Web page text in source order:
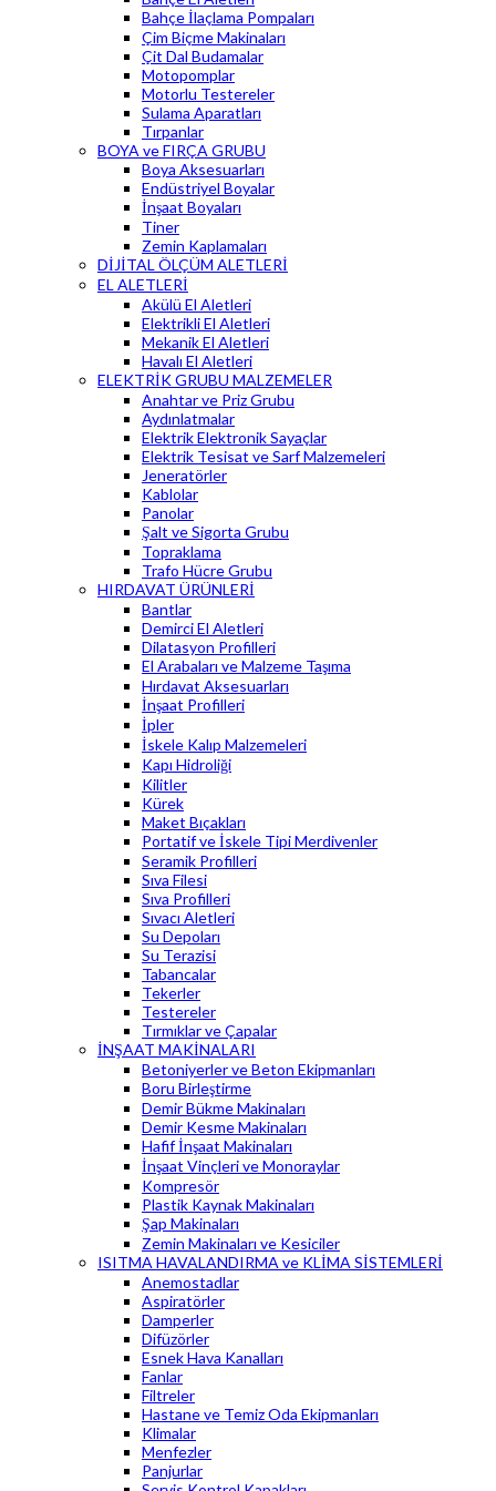
Bahçe İlaçlama Pompaları
Çim Biçme Makinaları
Çit Dal Budamalar
Motopomplar
Motorlu Testereler
Sulama Aparatları
Tırpanlar
BOYA ve FIRÇA GRUBU
Boya Aksesuarları
Endüstriyel Boyalar
İnşaat Boyaları
Tiner
Zemin Kaplamaları
DİJİTAL ÖLÇÜM ALETLERİ
EL ALETLERİ
Akülü El Aletleri
Elektrikli El Aletleri
Mekanik El Aletleri
Havalı El Aletleri
ELEKTRİK GRUBU MALZEMELER
Anahtar ve Priz Grubu
Aydınlatmalar
Elektrik Elektronik Sayaçlar
Elektrik Tesisat ve Sarf Malzemeleri
Jeneratörler
Kablolar
Panolar
Şalt ve Sigorta Grubu
Topraklama
Trafo Hücre Grubu
HIRDAVAT ÜRÜNLERİ
Bantlar
Demirci El Aletleri
Dilatasyon Profilleri
El Arabaları ve Malzeme Taşıma
Hırdavat Aksesuarları
İnşaat Profilleri
İpler
İskele Kalıp Malzemeleri
Kapı Hidroliği
Kilitler
Kürek
Maket Bıçakları
Portatif ve İskele Tipi Merdivenler
Seramik Profilleri
Sıva Filesi
Sıva Profilleri
Sıvacı Aletleri
Su Depoları
Su Terazisi
Tabancalar
Tekerler
Testereler
Tırmıklar ve Çapalar
İNŞAAT MAKİNALARI
Betoniyerler ve Beton Ekipmanları
Boru Birleştirme
Demir Bükme Makinaları
Demir Kesme Makinaları
Hafif İnşaat Makinaları
İnşaat Vinçleri ve Monoraylar
Kompresör
Plastik Kaynak Makinaları
Şap Makinaları
Zemin Makinaları ve Kesiciler
ISITMA HAVALANDIRMA ve KLİMA SİSTEMLERİ
Anemostadlar
Aspiratörler
Damperler
Difüzörler
Esnek Hava Kanalları
Fanlar
Filtreler
Hastane ve Temiz Oda Ekipmanları
Klimalar
Menfezler
Panjurlar